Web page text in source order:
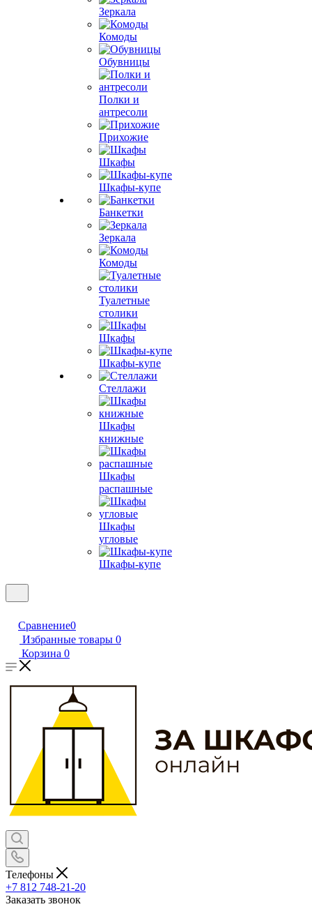
Зеркала
Комоды
Обувницы
Полки и
антресоли
Прихожие
Шкафы
Шкафы-купе
Банкетки
Зеркала
Комоды
Туалетные
столики
Шкафы
Шкафы-купе
Стеллажи
Шкафы
книжные
Шкафы
распашные
Шкафы
угловые
Шкафы-купе
Сравнение0
Избранные товары 0
Корзина 0
Телефоны
+7 812 748-21-20
Заказать звонок